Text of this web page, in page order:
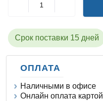
Срок поставки 15 дней
ОПЛАТА
Наличными в офисе
Онлайн оплата картой